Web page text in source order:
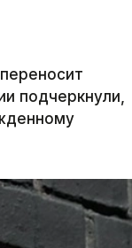
подчеркнули,